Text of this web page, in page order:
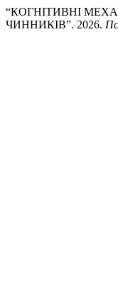
“КОГНІТИВНІ
ЧИННИКІВ”. 2026.